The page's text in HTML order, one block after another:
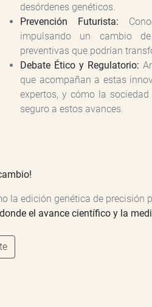
desórdenes genéticos.
Prevención Futurista:
impulsando un cambio de
preventivas que podrían
Debate Ético y Regulatorio:
que acompañan a estas
expertos, y cómo la
seguro a estos avances.
la edición genética de precisión
el avance científico y la